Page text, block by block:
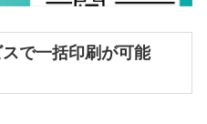
で一括印刷が可能